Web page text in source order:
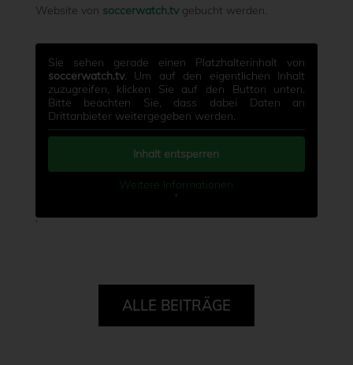
Website von soccerwatch.tvgebucht werden.
Sie sehen gerade einen Platzhalterinhalt von
soccerwatch.tv. Um auf den eigentlichen Inhalt
zuzugreifen, klicken Sie auf den Button unten.
Bitte beachten Sie, dass dabei Daten an
Drittanbieter weitergegeben werden.
Inhalt entsperren
Weitere Informationen
'
'
ALLE BEITRÄGE